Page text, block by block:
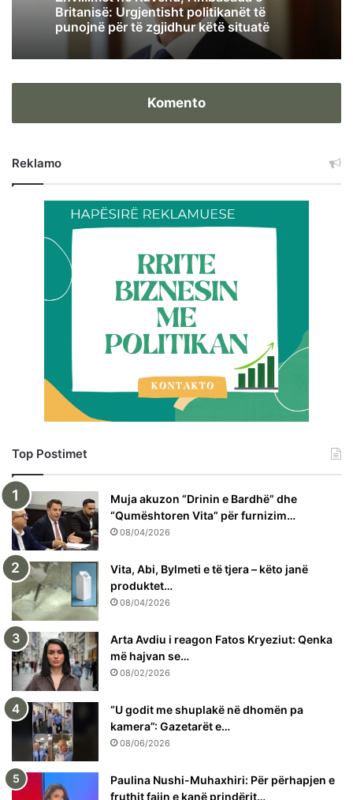
Britanisë: Urgjentisht politikanët të
punojnë për të zgjidhur këtë situatë
Komento
Reklamo
Top Postimet
Muja akuzon “Drinin e Bardhë” dhe
“Qumështoren Vita” për furnizim…
08/04/2026
Vita, Abi, Bylmeti e të tjera – këto janë
produktet…
08/04/2026
Arta Avdiu i reagon Fatos Kryeziut: Qenka
më hajvan se…
08/02/2026
“U godit me shuplakë në dhomën pa
kamera”: Gazetarët e…
08/06/2026
Paulina Nushi-Muhaxhiri: Për përhapjen e
fruthit fajin e kanë prindërit…